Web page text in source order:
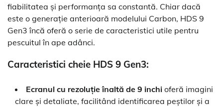
fiabilitatea și performanța sa constantă. Chiar dacă
este o generație anterioară modelului Carbon, HDS 9
Gen3 încă oferă o serie de caracteristici utile pentru
pescuitul în ape adânci.
Caracteristici cheie HDS 9 Gen3:
Ecranul cu rezoluție înaltă de 9 inchi oferă imagini
clare și detaliate, facilitând identificarea peștilor și a